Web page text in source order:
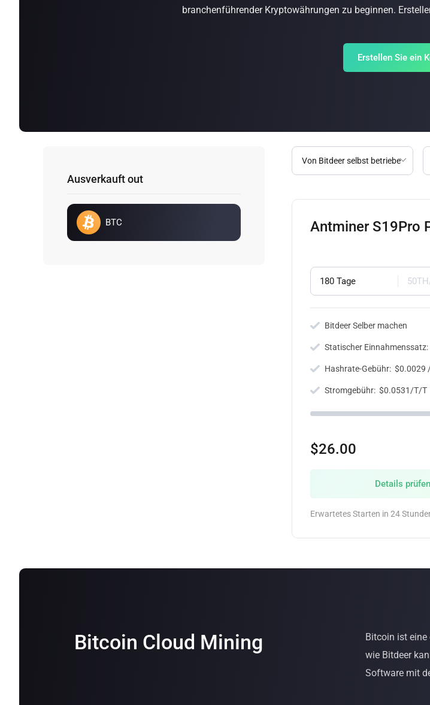
branchenführender Kryptowährungen zu beginnen.
Erstellen Sie ein
Ausverkauft out
BTC Antminer S19Pro
180 Tage
Bitdeer Selber machen
Statischer Einnahmenssatz:
Hashrate-Gebühr: $0.0029
Stromgebühr: $0.0531/T/T
$26.00
Details prüfen
Erwartetes Starten in 24
Bitcoin Cloud Mining
Bitcoin ist
wie Bitdeer
Software mit